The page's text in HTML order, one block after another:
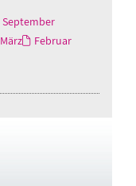
September
März
Februar